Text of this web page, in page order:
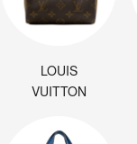
LOUIS
VUITTON